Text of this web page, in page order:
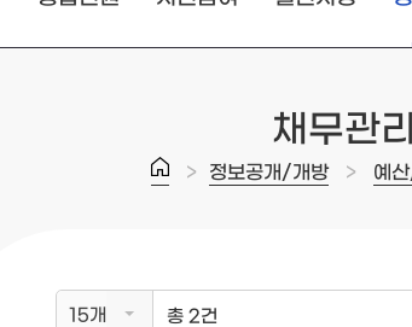
채무관
> 정보공개/개방 > 예
15개 총 2건